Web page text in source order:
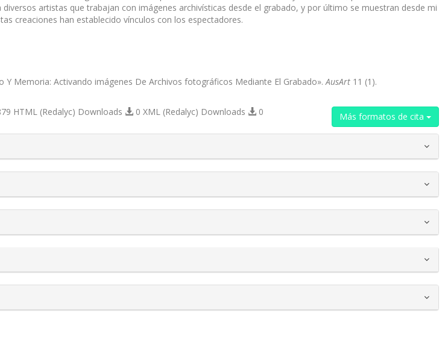
artistas que trabajan con imágenes archivísticas desde el grabado, y por último se muestran desde mi
creaciones han establecido vínculos con los espectadores.
Y Memoria: Activando imágenes De Archivos fotográficos Mediante El Grabado».AusArt 11 (1).
Más formatos de cita
HTML (Redalyc) Downloads 0 XML (Redalyc) Downloads 0